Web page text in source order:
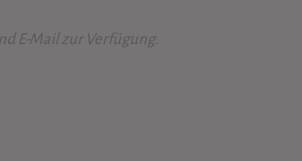
E-Mail zur Verfügung.